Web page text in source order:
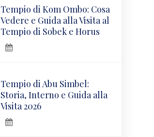
Tempio di Kom Ombo: Cosa
Vedere e Guida alla Visita al
Tempio di Sobek e Horus
Tempio di Abu Simbel:
Storia, Interno e Guida alla
Visita 2026